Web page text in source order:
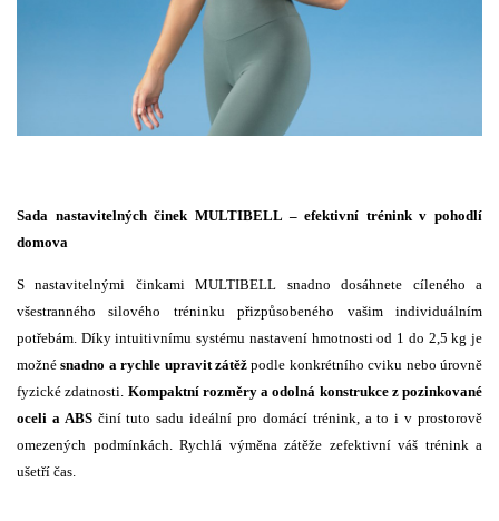
Sada nastavitelných činek MULTIBELL – efektivní trénink v pohodlí
domova
S nastavitelnými činkami MULTIBELL snadno dosáhnete cíleného a
všestranného silového tréninku přizpůsobeného vašim individuálním
potřebám. Díky intuitivnímu systému nastavení hmotnosti od 1 do 2,5 kg je
možnésnadno a rychle upravit zátěž podle konkrétního cviku nebo úrovně
fyzické zdatnosti. Kompaktní rozměry a odolná konstrukce z pozinkované
oceli a ABSčiní tuto sadu ideální pro domácí trénink, a to i v prostorově
omezených podmínkách. Rychlá výměna zátěže zefektivní váš trénink a
ušetří čas.